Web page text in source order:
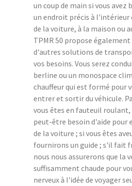
un coup de main si vous avez
un endroit précis à l'intérieur
de la voiture, à la maison ou
TPMR 50 propose
d'autres solutions de
vos besoins. Vous serez
berline ou un monospace
chauffeur qui est formé pour
entrer et sortir du véhicule.
vous êtes en fauteuil roulant,
peut-être besoin d'aide
de la voiture ; si vous êtes
fournirons un guide ; s'il fait
nous nous assurerons que la
suffisamment chaude pour
nerveux à l'idée de voyager